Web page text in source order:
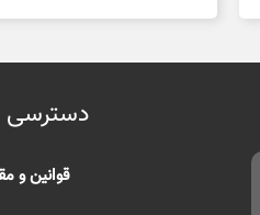
دسترسی
قوانین و